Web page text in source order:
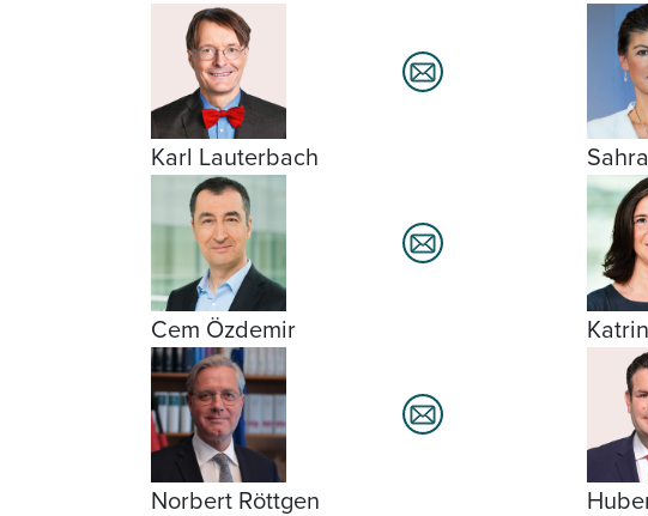
Karl Lauterbach
Cem Özdemir
Norbert Röttgen